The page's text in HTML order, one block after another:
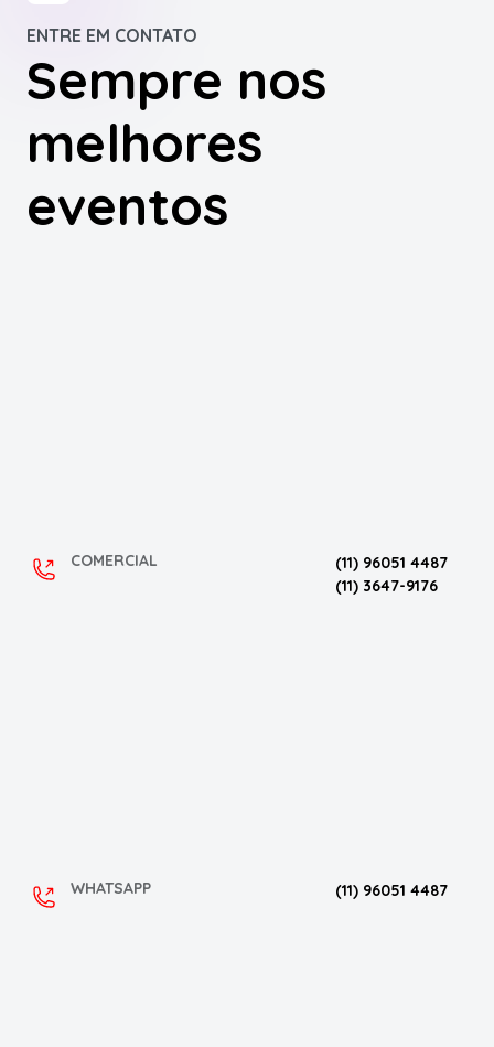
ENTRE EM CONTATO
Sempre nos
melhores
eventos
COMERCIAL
(11) 96051 4487
(11) 3647-9176
WHATSAPP (11) 96051 4487